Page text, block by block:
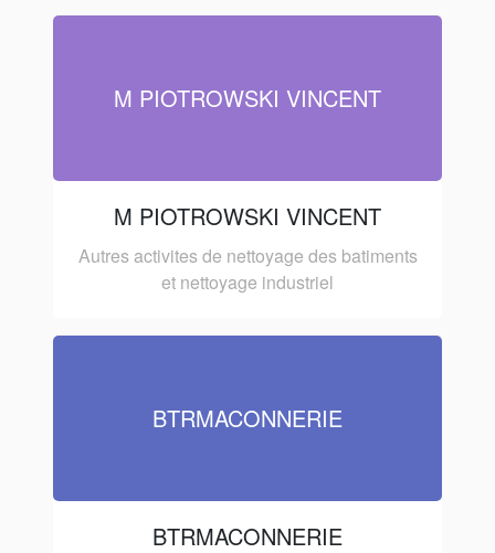
M PIOTROWSKI VINCENT
M PIOTROWSKI VINCENT
Autres activites de nettoyage des batiments
et nettoyage industriel
BTRMACONNERIE
BTRMACONNERIE